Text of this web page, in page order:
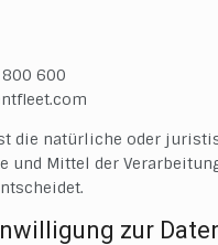
600
die natürliche oder
und Mittel der
zur